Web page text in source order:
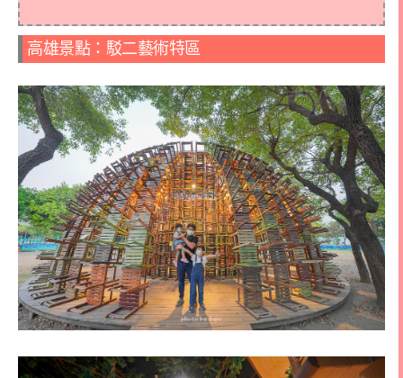
高雄景點：駁二藝術特區